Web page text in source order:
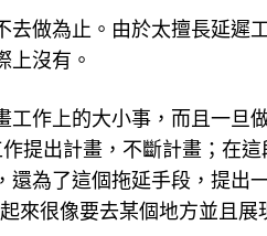
去做為止。由於太擅長延遲
上沒有。
工作上的大小事，而且一旦
提出計畫，不斷計畫；在這
還為了這個拖延手段，提出
來很像要去某個地方並且展